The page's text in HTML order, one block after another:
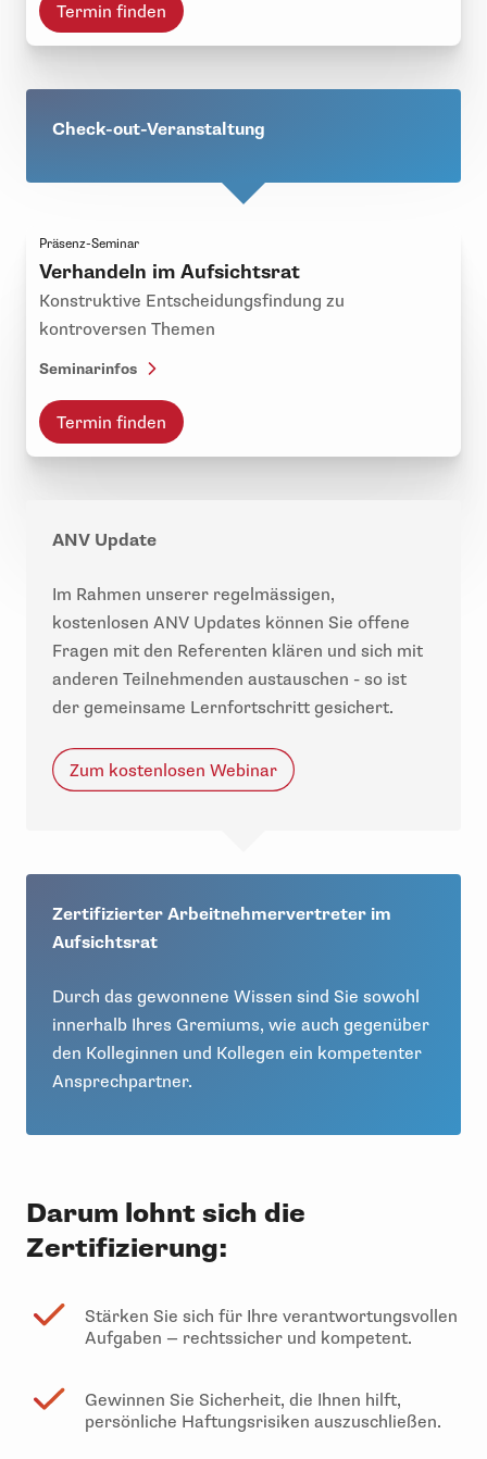
Termin finden
Check-out-Veranstaltung
Präsenz-Seminar
Verhandeln im Aufsichtsrat
Konstruktive Entscheidungsfindung zu
kontroversen Themen
Seminarinfos
Termin finden
ANV Update
Im Rahmen unserer regelmässigen,
kostenlosen ANV Updates können Sie offene
Fragen mit den Referenten klären und sich mit
anderen Teilnehmenden austauschen - so ist
der gemeinsame Lernfortschritt gesichert.
Zum kostenlosen Webinar
Zertifizierter Arbeitnehmervertreter im
Aufsichtsrat
Durch das gewonnene Wissen sind Sie sowohl
innerhalb Ihres Gremiums, wie auch gegenüber
den Kolleginnen und Kollegen ein kompetenter
Ansprechpartner.
Darum lohnt sich die
Zertifizierung:
Stärken Sie sich für Ihre verantwortungsvollen
Aufgaben — rechtssicher und kompetent.
Gewinnen Sie Sicherheit, die Ihnen hilft,
persönliche Haftungsrisiken auszuschließen.